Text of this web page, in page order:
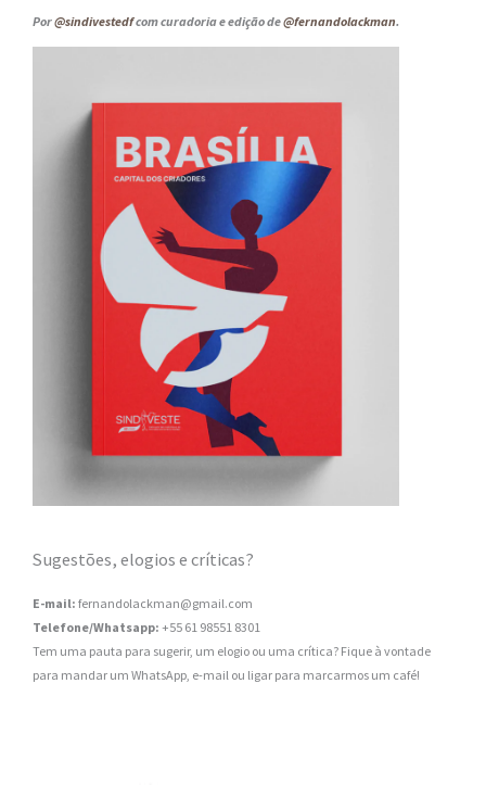
Por@sindivestedfcom curadoria e edição de@fernandolackman.
Sugestões, elogios e críticas?
E-mail: fernandolackman@gmail.com
Telefone/Whatsapp: +55 61 98551 8301
Tem uma pauta para sugerir, um elogio ou uma crítica? Fique à vontade
para mandar um WhatsApp, e-mail ou ligar para marcarmos um café!